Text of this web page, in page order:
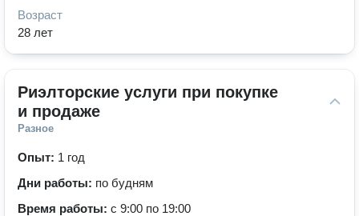
Возраст
28 лет
Риэлторские услуги при покупке
и продаже
Разное
Опыт: 1 год
Дни работы: по будням
Время работы: с 9:00 по 19:00